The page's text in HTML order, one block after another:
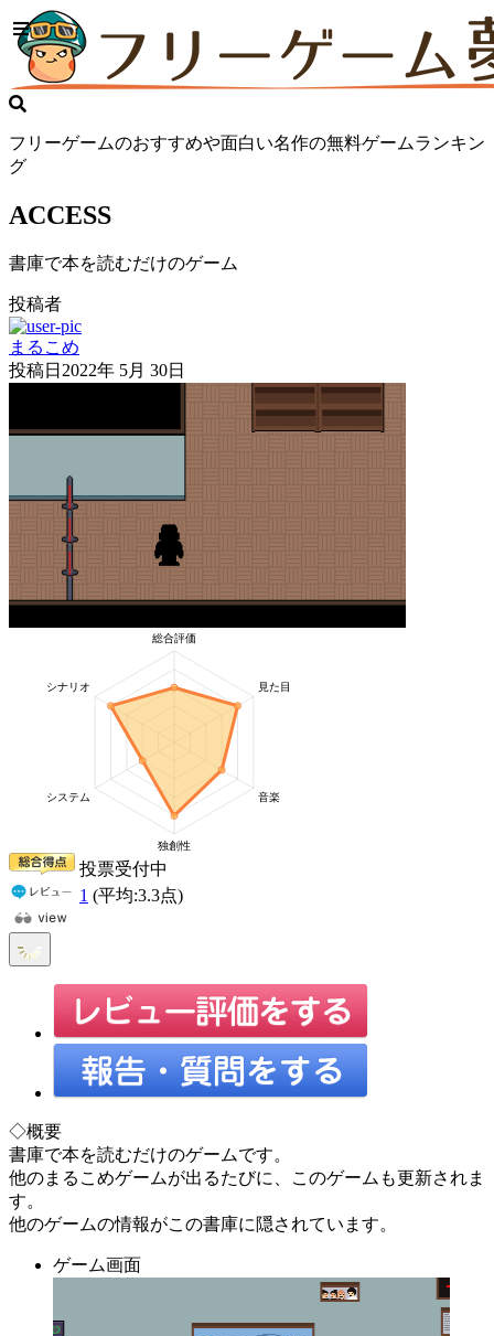
フリーゲームのおすすめや面白い名作の無料ゲームランキン
グ
ACCESS
書庫で本を読むだけのゲーム
投稿者
まるこめ
投稿日 2022年 5月 30日
投票受付中
1 (平均:3.3点)
◇概要
書庫で本を読むだけのゲームです。
他のまるこめゲームが出るたびに、このゲームも更新されま
す。
他のゲームの情報がこの書庫に隠されています。
ゲーム画面